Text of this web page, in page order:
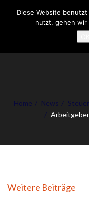
Home News
Weitere Beiträge
Diese Website
nutzt, gehen wir